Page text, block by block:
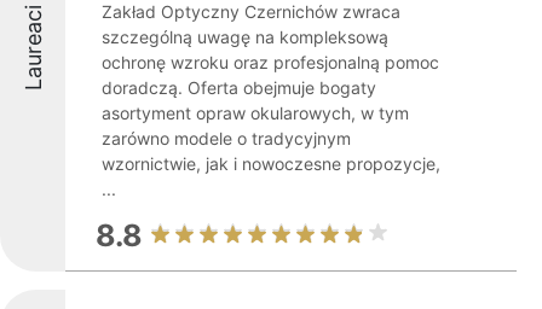
Laureaci
Zakład Optyczny Czernichów zwraca
szczególną uwagę na kompleksową
ochronę wzroku oraz profesjonalną pomoc
doradczą. Oferta obejmuje bogaty
asortyment opraw okularowych, w tym
zarówno modele o tradycyjnym
wzornictwie, jak i nowoczesne propozycje,
...
8.8